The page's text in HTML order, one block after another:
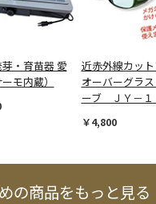
・育苗器 愛
モ内蔵）
近赤外線カッ
オーバーグラ
ーブ ＪＹ－１
￥4,800
の商品をもっと見る